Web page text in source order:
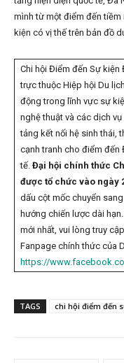
mình từ một điểm đến
kiện có vị thế trên bản đồ
Chi hội Điểm đến Sự kiện
trực thuộc Hiệp hội Du
động trong lĩnh vực sự
nghệ thuật và các dịch
tảng kết nối hệ sinh thái,
cạnh tranh cho điểm đến
tế. Đại hội chính thức
được tổ chức vào ngày
dấu cột mốc chuyển
hướng chiến lược dài
mới nhất, vui lòng truy
Fanpage chính thức của
https://
TAGS chi hội điểm đến